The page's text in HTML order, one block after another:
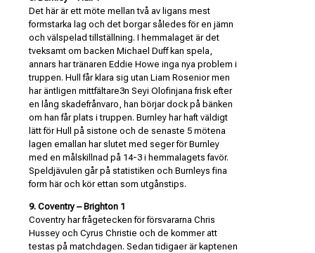
Det här är ett möte mellan två av ligans mest
formstarka lag och det borgar således för en jämn
och välspelad tillställning. I hemmalaget är det
tveksamt om backen Michael Duff kan spela,
annars har tränaren Eddie Howe inga nya problem i
truppen. Hull får klara sig utan Liam Rosenior men
har äntligen mittfältare3n Seyi Olofinjana frisk efter
en lång skadefrånvaro, han börjar dock på bänken
om han får plats i truppen. Burnley har haft väldigt
lätt för Hull på sistone och de senaste 5 mötena
lagen emallan har slutet med seger för Burnley
med en målskillnad på 14-3 i hemmalagets favör.
Speldjävulen går på statistiken och Burnleys fina
form här och kör ettan som utgånstips.
9. Coventry – Brighton 1
Coventry har frågetecken för försvararna Chris
Hussey och Cyrus Christie och de kommer att
testas på matchdagen. Sedan tidigaer är kaptenen